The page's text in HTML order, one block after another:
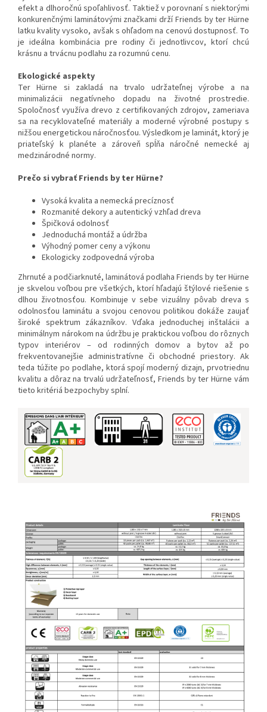
efekt a dlhoročnú spoľahlivosť. Taktiež v porovnaní s niektorými
konkurenčnými laminátovými značkami drží Friends by ter Hürne
latku kvality vysoko, avšak s ohľadom na cenovú dostupnosť. To
je ideálna kombinácia pre rodiny či jednotlivcov, ktorí chcú
krásnu a trvácnu podlahu za rozumnú cenu.
Ekologické aspekty
Ter Hürne si zakladá na trvalo udržateľnej výrobe a na
minimalizácii negatívneho dopadu na životné prostredie.
Spoločnosť využíva drevo z certifikovaných zdrojov, zameriava
sa na recyklovateľné materiály a moderné výrobné postupy s
nižšou energetickou náročnosťou. Výsledkom je laminát, ktorý je
priateľský k planéte a zároveň spĺňa náročné nemecké aj
medzinárodné normy.
Prečo si vybrať Friends by ter Hürne?
Vysoká kvalita a nemecká precíznosť
Rozmanité dekory a autentický vzhľad dreva
Špičková odolnosť
Jednoduchá montáž a údržba
Výhodný pomer ceny a výkonu
Ekologicky zodpovedná výroba
Zhrnuté a podčiarknuté, laminátová podlaha Friends by ter Hürne
je skvelou voľbou pre všetkých, ktorí hľadajú štýlové riešenie s
dlhou životnosťou. Kombinuje v sebe vizuálny pôvab dreva s
odolnosťou laminátu a svojou cenovou politikou dokáže zaujať
široké spektrum zákazníkov. Vďaka jednoduchej inštalácii a
minimálnym nárokom na údržbu je praktickou voľbou do rôznych
typov interiérov – od rodinných domov a bytov až po
frekventovanejšie administratívne či obchodné priestory. Ak
teda túžite po podlahe, ktorá spojí moderný dizajn, prvotriednu
kvalitu a dôraz na trvalú udržateľnosť, Friends by ter Hürne vám
tieto kritériá bezpochyby splní.